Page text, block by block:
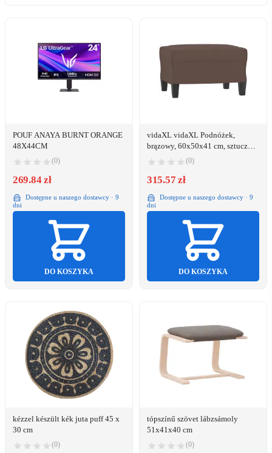
POUF ANAYA BURNT ORANGE
48X44CM
(0)
269.84 zł
Dostępne u naszego dostawcy · 9
dni
DO KOSZYKA
vidaXL vidaXL Podnóżek,
brązowy, 60x50x41 cm, sztuczna
(0)
315.57 zł
Dostępne u naszego dostawcy · 9
dni
DO KOSZYKA
kézzel készült kék juta puff 45 x
30 cm
(0)
tópszínű szövet lábzsámoly
51x41x40 cm
(0)